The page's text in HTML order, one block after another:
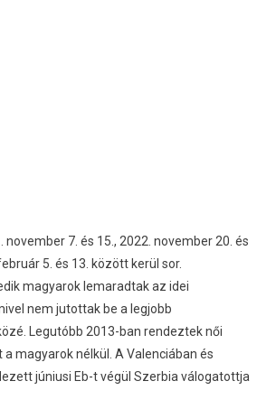
7. és 15., 2022. november 20. és
5. és 13. között kerül sor.
magyarok lemaradtak az idei
nem jutottak be a legjobb
Legutóbb 2013-ban rendeztek női
a magyarok nélkül. A Valenciában és
júniusi Eb-t végül Szerbia válogatottja